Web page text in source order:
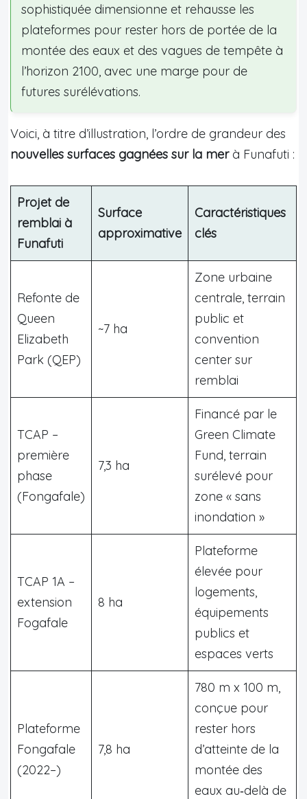
sophistiquée dimensionne et rehausse les
plateformes pour rester hors de portée de la
montée des eaux et des vagues de tempête à
l’horizon 2100, avec une marge pour de
futures surélévations.
Voici, à titre d’illustration, l’ordre de grandeur des
nouvelles surfaces gagnées sur la merà Funafuti :
Projet de
remblai à
Funafuti
Surface
approximative
Caractéristiques
clés
Refonte de
Queen
Elizabeth
Park (QEP)
~7 ha
Zone urbaine
centrale, terrain
public et
convention
center sur
remblai
TCAP –
première
phase
(Fongafale)
7,3 ha
Financé par le
Green Climate
Fund, terrain
surélevé pour
zone « sans
inondation »
TCAP 1A –
extension
Fogafale
8 ha
Plateforme
élevée pour
logements,
équipements
publics et
espaces verts
Plateforme
Fongafale
(2022–)
7,8 ha
780 m x 100 m,
conçue pour
rester hors
d’atteinte de la
montée des
eaux au‑delà de